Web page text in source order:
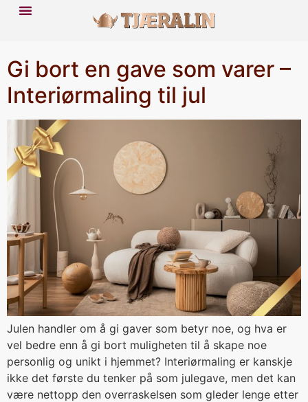
Gi bort en gave som varer –
Interiørmaling til jul
Julen handler om å gi gaver som betyr noe, og hva er
vel bedre enn å gi bort muligheten til å skape noe
personlig og unikt i hjemmet? Interiørmaling er kanskje
ikke det første du tenker på som julegave, men det kan
være nettopp den overraskelsen som gleder lenge etter